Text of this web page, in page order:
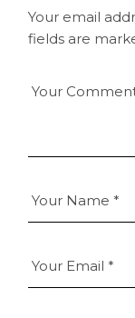
Your email
fields are